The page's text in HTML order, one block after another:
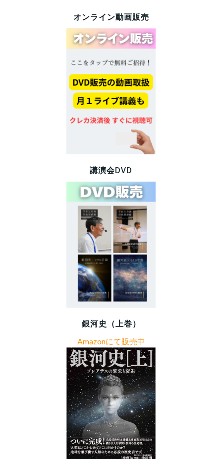
オンライン動画販売
講演会DVD
銀河史（上巻）
Amazonにて販売中